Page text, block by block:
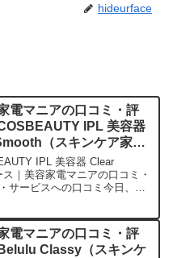
hideurface
電マニアの口コミ・評
IPL 美容器
（スキンケア家
実際に使ってみた正直感
IPL 美容器 Clear
｜美容家電マニアの口コミ・
サービスへの口コミ今日、編
電マニアの口コミ・評
Classy（スキンケ